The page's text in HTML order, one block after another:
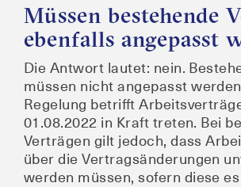
Müssen bestehende
ebenfalls angepasst
Die Ant­wort lau­tet: nein.
müs­sen nicht ange­passt
Rege­lung betrifft
01.08.2022 in Kraft tre­ten. Bei
Ver­trä­gen gilt jedoch, dass
über die Ver­trags­än­de­run­gen
wer­den müs­sen, sofern die­se